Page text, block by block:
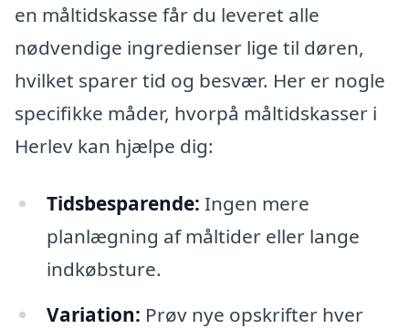
en måltidskasse får du leveret alle
nødvendige ingredienser lige til døren,
hvilket sparer tid og besvær. Her er nogle
specifikke måder, hvorpå måltidskasser i
Herlev kan hjælpe dig:
Tidsbesparende: Ingen mere
planlægning af måltider eller lange
indkøbsture.
Variation: Prøv nye opskrifter hver